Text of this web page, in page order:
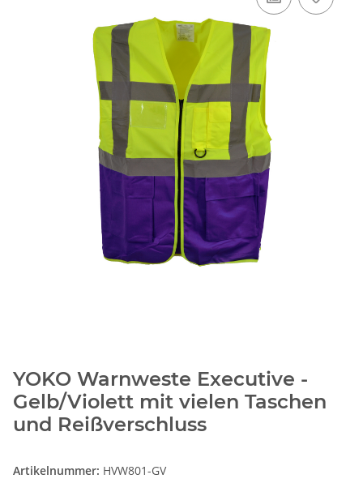
YOKO Warnweste Executive -
Gelb/Violett mit vielen Taschen
und Reißverschluss
Artikelnummer: HVW801-GV